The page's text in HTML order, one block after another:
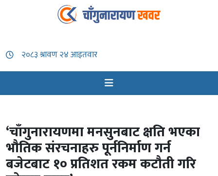
‘चाँगुनारायणमा मनसुनबाट क्षति भएका
भौतिक संरचनाहरु पूर्ननिर्माण गर्न
बजेटबाट १० प्रतिशत रकम कटौती गरि